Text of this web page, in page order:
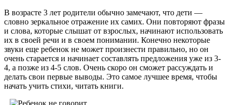
В возрасте 3 лет родители обычно замечают, что дети —
словно зеркальное отражение их самих. Они повторяют фразы
и слова, которые слышат от взрослых, начинают использовать
их в своей речи и в своем понимании. Конечно некоторые
звуки еще ребенок не может произнести правильно, но он
очень старается и начинает составлять предложения уже из 3-
4, а позже из 4-5 слов. Очень скоро он сможет рассуждать и
делать свои первые выводы. Это самое лучшее время, чтобы
начать учить стихи, читать книги.